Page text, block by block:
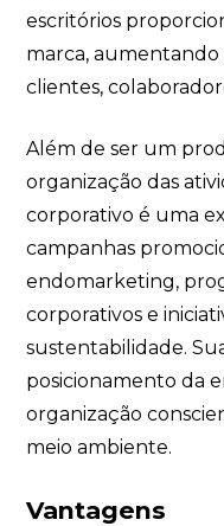
escritórios
marca,
clientes,
Além de ser um
organização das
corporativo é uma
campanhas
endomarketing,
corporativos e
sustentabilidade.
posicionamento da
organização
meio ambiente.
Vantagens